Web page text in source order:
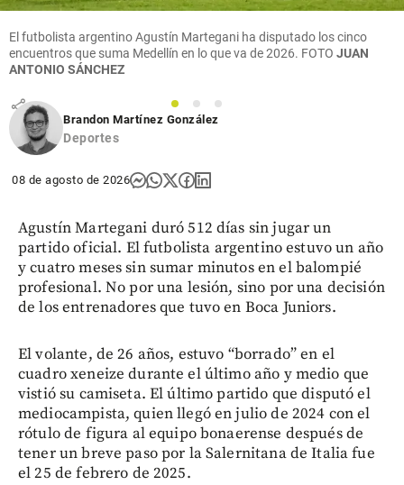
Columnistas
Uribe
tiene
razón
share
El futbolista argentino Agustín Martegani ha disputado los cinco
encuentros que suma Medellín en lo que va de 2026. FOTO JUAN
ANTONIO SÁNCHEZ
1 2
3
Brandon Martínez González
Deportes
08 de agosto de 2026
Agustín Martegani duró 512 días sin jugar un
partido oficial. El futbolista argentino estuvo un año
y cuatro meses sin sumar minutos en el balompié
profesional. No por una lesión, sino por una decisión
de los entrenadores que tuvo en Boca Juniors.
El volante, de 26 años, estuvo “borrado” en el
cuadro xeneize durante el último año y medio que
vistió su camiseta. El último partido que disputó el
mediocampista, quien llegó en julio de 2024 con el
rótulo de figura al equipo bonaerense después de
tener un breve paso por la Salernitana de Italia fue
el 25 de febrero de 2025.